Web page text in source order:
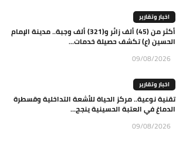
اخبار وتقارير
أكثر من (45) ألف زائر و(321) ألف وجبة.. مدينة الإمام
الحسين (ع) تكشف حصيلة خدمات...
09/08/2026
اخبار وتقارير
تقنية نوعية.. مركز الحياة للأشعة التداخلية وقسطرة
الدماغ في العتبة الحسينية ينجح...
09/08/2026